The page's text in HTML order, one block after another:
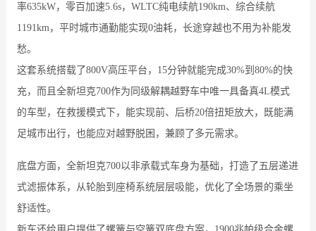
率635kW，零百加速5.6s，WLTC纯电续航190km、综合续航
1191km，平时城市通勤能实现0油耗，长途穿越也不用为补能发
愁。
这套系统搭载了800V高压平台，15分钟就能完成30%到80%的快
充，而且全新坦克700作为同级解耦越野车中唯一具备真4L模式
的车型，在救援模式下，能实现前、后桥20倍扭矩放大，既能满
足城市出行，也能应对越野脱困，兼顾了多元需求。
底盘方面，全新坦克700以非承载式车身为基础，打造了五层递进
式滤振体系，从轮胎到座椅系统层层吸能，优化了全场景的乘坐
舒适性。